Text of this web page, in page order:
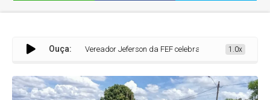
Ouça:Vereador Jeferson da FEF celebra início das obras dos
1.0x